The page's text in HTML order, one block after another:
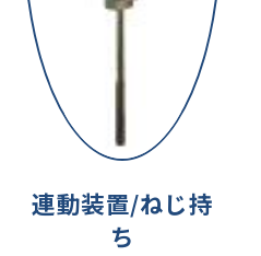
連動装置/ねじ持
ち